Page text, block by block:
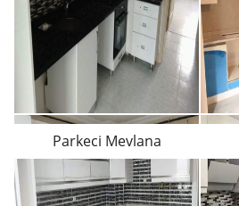
Parkeci Mevlana